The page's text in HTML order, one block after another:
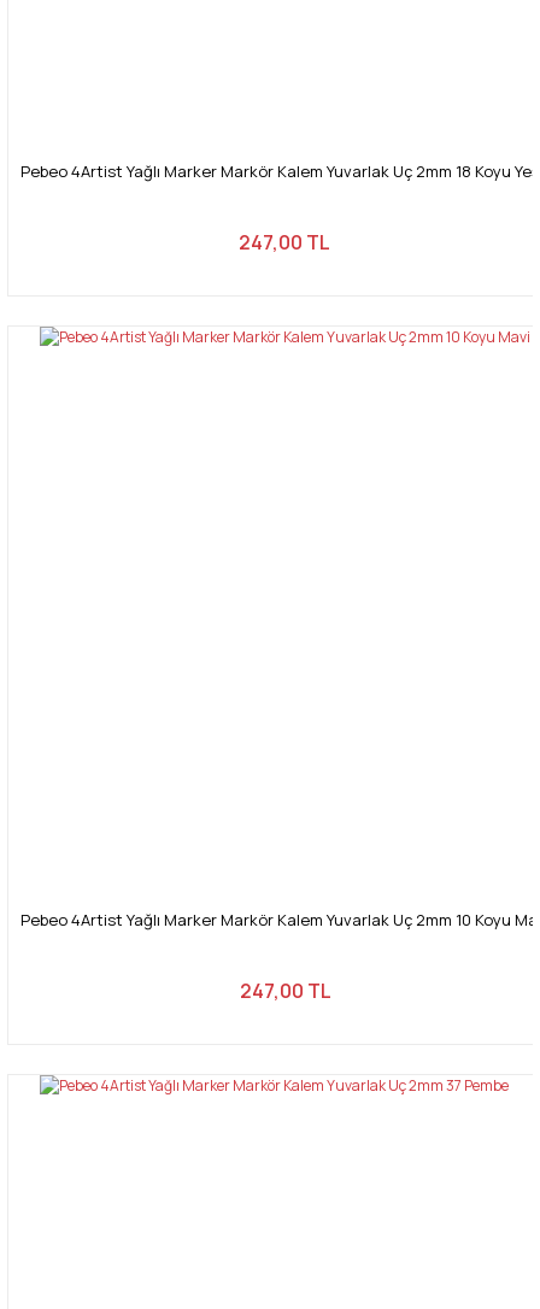
Pebeo 4Artist Yağlı Marker Markör Kalem Yuvarlak Uç 2mm 18 Koyu
247,00 TL
Pebeo 4Artist Yağlı Marker Markör Kalem Yuvarlak Uç 2mm 10 Koyu
247,00 TL